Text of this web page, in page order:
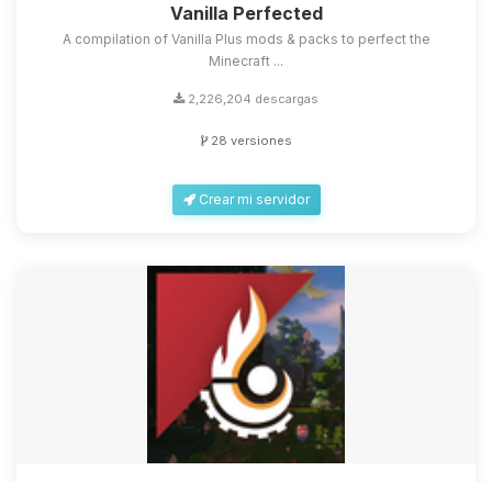
Vanilla Perfected
A compilation of Vanilla Plus mods & packs to perfect the
Minecraft ...
2,226,204 descargas
28 versiones
Crear mi servidor